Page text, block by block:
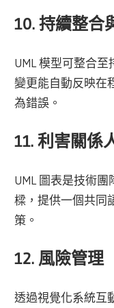
10. 持續整合
UML 模型可整合
變更能自動反映在
為錯誤。
11. 利害關係
UML 圖表是技術
樑，提供一個共同
策。
12. 風險管理
透過視覺化系統互